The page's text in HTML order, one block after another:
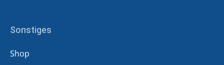
Sonstiges
Shop